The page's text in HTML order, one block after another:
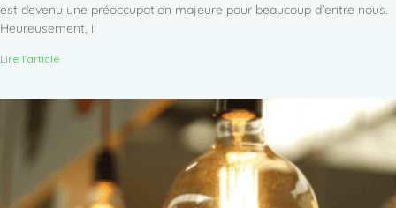
est devenu une préoccupation majeure pour beaucoup d’entre nous.
Heureusement, il
Lire l'article